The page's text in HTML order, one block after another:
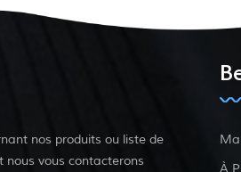
nos produits ou liste de
nous vous contacterons
À